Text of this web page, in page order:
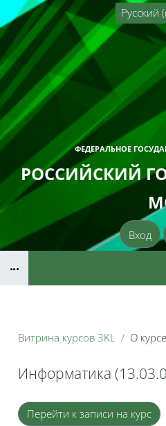
Перейти к основному
ФЕДЕРАЛЬНОЕ
РОССИЙСКИЙ
Русский
Вход
Витрина курсов 3KL О курсе
Информатика
Блоки
Перейти к записи на курс